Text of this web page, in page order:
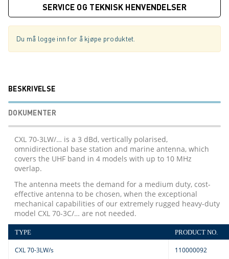
SERVICE OG TEKNISK HENVENDELSER
Du må logge inn for å kjøpe produktet.
BESKRIVELSE
DOKUMENTER
CXL 70-3LW/… is a 3 dBd, vertically polarised,
omnidirectional base station and marine antenna, which
covers the UHF band in 4 models with up to 10 MHz
overlap.
The antenna meets the demand for a medium duty, cost-
effective antenna to be chosen, when the exceptional
mechanical capabilities of our extremely rugged heavy-duty
model CXL 70-3C/… are not needed.
TYPE PRODUCT NO.
CXL 70-3LW/s 110000092